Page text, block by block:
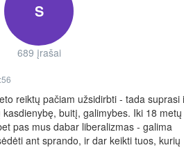
S
689 įrašai
reiktų pačiam užsidirbti - tada suprasi
buitį, galimybes. Iki 18
pas mus dabar liberalizmas - galima
ant sprando, ir dar keikti tuos, kurių